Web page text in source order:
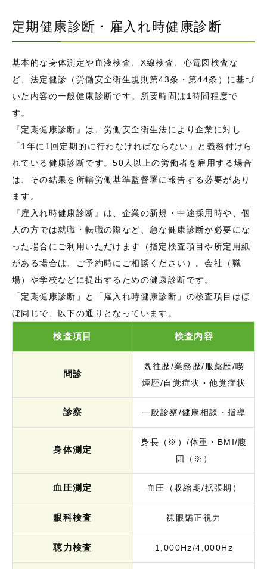
定期健康診断・雇入れ時健康診断
基本的な身体測定や血液検査、X線検査、心電図検査な
ど、法定健診（労働安全衛生規則第43条・第44条）に基づ
いた内容の一般健康診断です。所要時間は1時間程度で
す。
『定期健康診断』は、労働安全衛生法により企業に対し
「1年に1回定期的に行わなければならない」と義務付けら
れている健康診断です。50人以上の労働者を雇用する場合
は、その結果を所轄労働基準監督署に報告する必要があり
ます。
『雇入れ時健康診断』は、企業の新規・中途採用時や、個
人の方では就職・転職の際など、急な健康診断が必要にな
った場合にご利用いただけます（指定検査項目や所定用紙
がある場合は、ご予約時にご相談ください）。会社（職
場）や学校などに提出するための健康診断です。
「定期健康診断」と「雇入れ時健康診断」の検査項目はほ
ぼ同じで、以下の通りとなっています。
検査項目 検査内容
問診
既往歴/業務歴/服薬歴/喫
煙歴/自覚症状・他覚症状
診察 一般診察/健康相談・指導
身体測定
身長（※）/体重・BMI/腹
囲（※）
血圧測定 血圧（収縮期/拡張期）
眼科検査 裸眼矯正視力
聴力検査 1,000Hz/4,000Hz